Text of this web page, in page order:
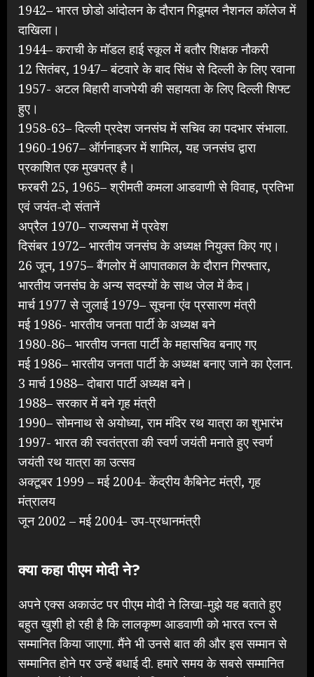
1942– भारत छोडो आंदोलन के दौरान गिडूमल नैशनल कॉलेज में
दाखिला।
1944– कराची के मॉडल हाई स्कूल में बतौर शिक्षक नौकरी
12 सितंबर, 1947– बंटवारे के बाद सिंध से दिल्ली के लिए रवाना
1957- अटल बिहारी वाजपेयी की सहायता के लिए दिल्ली शिफ्ट
हुए।
1958-63– दिल्ली प्रदेश जनसंघ में सचिव का पदभार संभाला.
1960-1967– ऑर्गनाइजर में शामिल, यह जनसंघ द्वारा
प्रकाशित एक मुखपत्र है।
फरबरी 25, 1965– श्रीमती कमला आडवाणी से विवाह, प्रतिभा
एवं जयंत-दो संतानें
अप्रैल 1970– राज्यसभा में प्रवेश
दिसंबर 1972– भारतीय जनसंघ के अध्यक्ष नियुक्त किए गए।
26 जून, 1975– बैंगलोर में आपातकाल के दौरान गिरफ्तार,
भारतीय जनसंघ के अन्य सदस्यों के साथ जेल में कैद।
मार्च 1977 से जुलाई 1979– सूचना एंव प्रसारण मंत्री
मई 1986- भारतीय जनता पार्टी के अध्यक्ष बने
1980-86– भारतीय जनता पार्टी के महासचिव बनाए गए
मई 1986– भारतीय जनता पार्टी के अध्यक्ष बनाए जाने का ऐलान.
3 मार्च 1988– दोबारा पार्टी अध्यक्ष बने।
1988– सरकार में बने गृह मंत्री
1990– सोमनाथ से अयोध्या, राम मंदिर रथ यात्रा का शुभारंभ
1997- भारत की स्वतंत्रता की स्वर्ण जयंती मनाते हुए स्वर्ण
जयंती रथ यात्रा का उत्सव
अक्टूबर 1999 – मई 2004- केंद्रीय कैबिनेट मंत्री, गृह
मंत्रालय
जून 2002 – मई 2004- उप-प्रधानमंत्री
क्या कहा पीएम मोदी ने?
अपने एक्स अकाउंट पर पीएम मोदी ने लिखा-मुझे यह बताते हुए
बहुत खुशी हो रही है कि लालकृष्ण आडवाणी को भारत रत्न से
सम्मानित किया जाएगा. मैंने भी उनसे बात की और इस सम्मान से
सम्मानित होने पर उन्हें बधाई दी. हमारे समय के सबसे सम्मानित